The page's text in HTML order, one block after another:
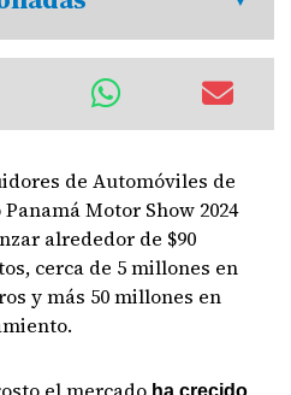
de Automóviles de
Motor Show 2024
alrededor de $90
cerca de 5 millones en
y más 50 millones en
ha crecido